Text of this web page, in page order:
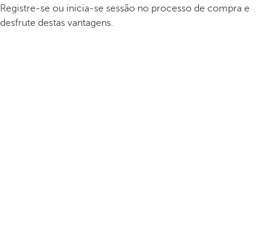
Registre-se ou inicia-se sessão no processo de compra e
desfrute destas vantagens.